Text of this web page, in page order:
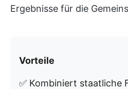
Ergebnisse für die
Vorteile
✅ Kombiniert staatliche